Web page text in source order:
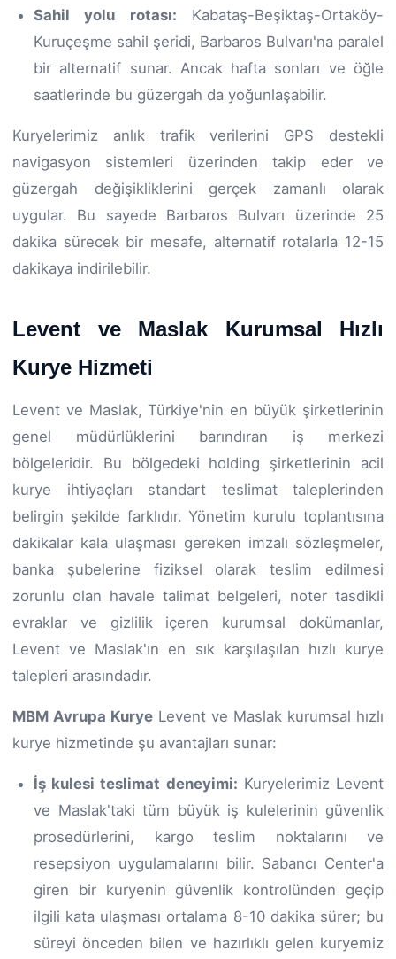
Sahil yolu rotası: Kabataş-Beşiktaş-Ortaköy-
Kuruçeşme sahil şeridi, Barbaros Bulvarı'na paralel
bir alternatif sunar. Ancak hafta sonları ve öğle
saatlerinde bu güzergah da yoğunlaşabilir.
Kuryelerimiz anlık trafik verilerini GPS destekli
navigasyon sistemleri üzerinden takip eder ve
güzergah değişikliklerini gerçek zamanlı olarak
uygular. Bu sayede Barbaros Bulvarı üzerinde 25
dakika sürecek bir mesafe, alternatif rotalarla 12-15
dakikaya indirilebilir.
Levent ve Maslak Kurumsal Hızlı
Kurye Hizmeti
Levent ve Maslak, Türkiye'nin en büyük şirketlerinin
genel müdürlüklerini barındıran iş merkezi
bölgeleridir. Bu bölgedeki holding şirketlerinin acil
kurye ihtiyaçları standart teslimat taleplerinden
belirgin şekilde farklıdır. Yönetim kurulu toplantısına
dakikalar kala ulaşması gereken imzalı sözleşmeler,
banka şubelerine fiziksel olarak teslim edilmesi
zorunlu olan havale talimat belgeleri, noter tasdikli
evraklar ve gizlilik içeren kurumsal dokümanlar,
Levent ve Maslak'ın en sık karşılaşılan hızlı kurye
talepleri arasındadır.
MBM Avrupa Kurye Levent ve Maslak kurumsal hızlı
kurye hizmetinde şu avantajları sunar:
İş kulesi teslimat deneyimi: Kuryelerimiz Levent
ve Maslak'taki tüm büyük iş kulelerinin güvenlik
prosedürlerini, kargo teslim noktalarını ve
resepsiyon uygulamalarını bilir. Sabancı Center'a
giren bir kuryenin güvenlik kontrolünden geçip
ilgili kata ulaşması ortalama 8-10 dakika sürer; bu
süreyi önceden bilen ve hazırlıklı gelen kuryemiz